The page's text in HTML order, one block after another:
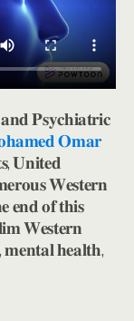
𝐏𝐬𝐲𝐜𝐡𝐢𝐚𝐭𝐫𝐢𝐜
𝐎𝐦𝐚𝐫
𝐔𝐧𝐢𝐭𝐞𝐝
𝐖𝐞𝐬𝐭𝐞𝐫𝐧
𝐞𝐧𝐝 𝐨𝐟 𝐭𝐡𝐢𝐬
𝐖𝐞𝐬𝐭𝐞𝐫𝐧
𝐦𝐞𝐧𝐭𝐚𝐥 𝐡𝐞𝐚𝐥𝐭𝐡,